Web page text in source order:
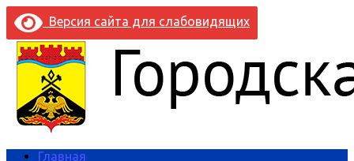
Версия сайта для слабовидящих
Главная